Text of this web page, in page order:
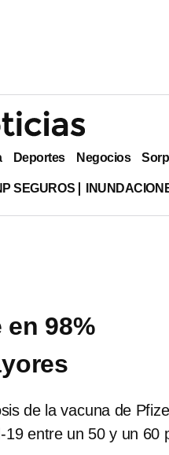
Deportes Negocios
SEGUROS
98%
de la vacuna de
entre un 50 y un 60